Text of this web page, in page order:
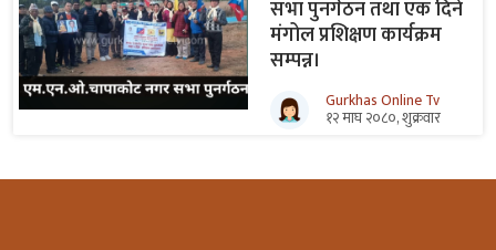
सभा पुनर्गठन तथा एक दिने
मंगोल प्रशिक्षण कार्यक्रम
सम्पन्न।
Gurkhas Online Tv
१२ माघ २०८०, शुक्रवार